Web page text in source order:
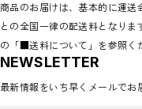
Accessary
Tableware
Home decoration
Brands
madokanakabayashi
商品のお届けは、基本的に運
との全国一律の配送料と
の「■送料について」を参照く
NEWSLETTER
最新情報をいち早くメールでお